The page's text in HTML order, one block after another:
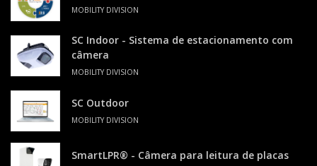
MOBILITY DIVISION
SC Indoor - Sistema de estacionamento com
câmera
MOBILITY DIVISION
SC Outdoor
MOBILITY DIVISION
SmartLPR® - Câmera para leitura de placas